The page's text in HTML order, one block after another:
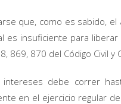
que, como es sabido,
es insuficiente para
869, 870 del Código Civil y
debe correr
en el ejercicio regular